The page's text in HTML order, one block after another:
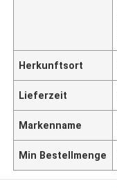
Herkunftsort
Lieferzeit
Markenname
Min Bestellmenge